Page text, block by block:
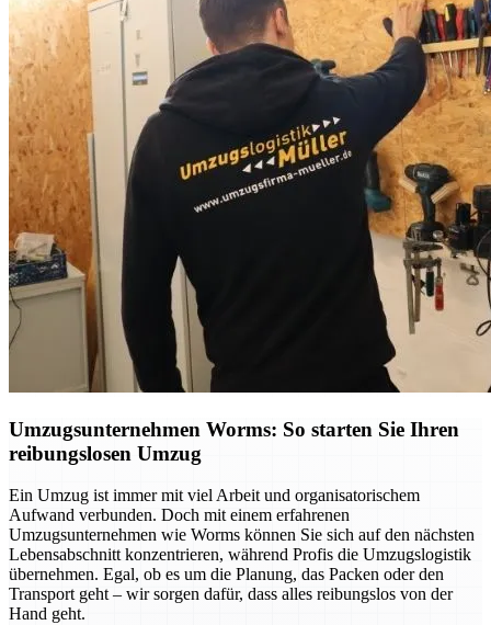
Umzugsunternehmen Worms: So starten Sie Ihren
reibungslosen Umzug
Ein Umzug ist immer mit viel Arbeit und organisatorischem
Aufwand verbunden. Doch mit einem erfahrenen
Umzugsunternehmen wie Worms können Sie sich auf den nächsten
Lebensabschnitt konzentrieren, während Profis die Umzugslogistik
übernehmen. Egal, ob es um die Planung, das Packen oder den
Transport geht – wir sorgen dafür, dass alles reibungslos von der
Hand geht.